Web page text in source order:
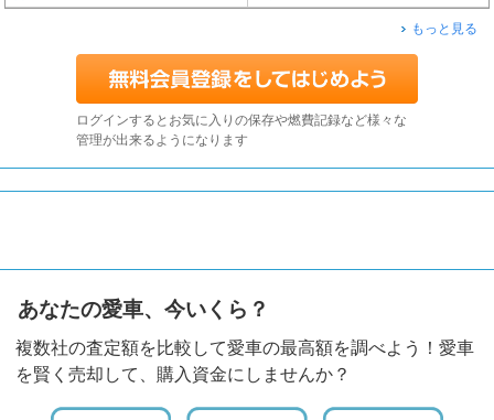
もっと見る
ログインするとお気に入りの保存や燃費記録など様々な
管理が出来るようになります
あなたの愛車、今いくら？
複数社の査定額を比較して愛車の最高額を調べよう！愛車
を賢く売却して、購入資金にしませんか？